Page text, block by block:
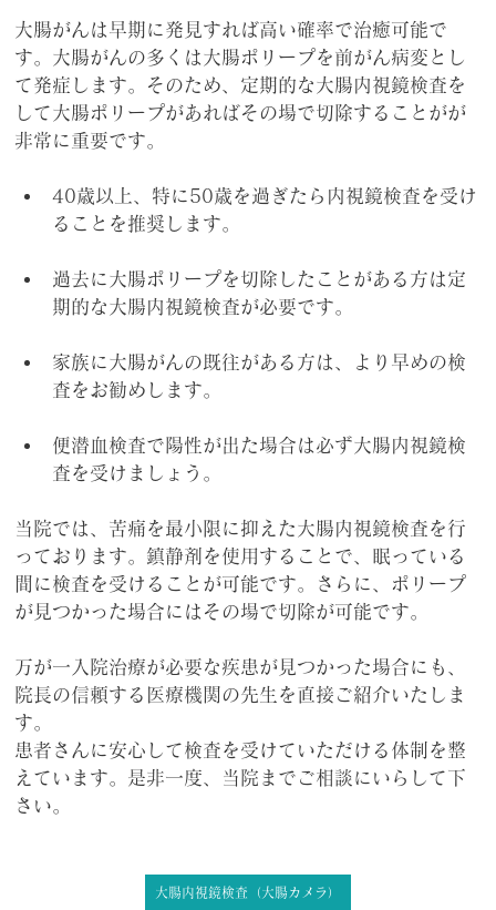
大腸がんは早期に発見すれば高い確率で治癒可能で
す。大腸がんの多くは大腸ポリープを前がん病変とし
て発症します。そのため、定期的な大腸内視鏡検査を
して大腸ポリープがあればその場で切除することがが
非常に重要です。
40歳以上、特に50歳を過ぎたら内視鏡検査を受け
ることを推奨します。
過去に大腸ポリープを切除したことがある方は定
期的な大腸内視鏡検査が必要です。
家族に大腸がんの既往がある方は、より早めの検
査をお勧めします。
便潜血検査で陽性が出た場合は必ず大腸内視鏡検
査を受けましょう。
当院では、苦痛を最小限に抑えた大腸内視鏡検査を行
っております。鎮静剤を使用することで、眠っている
間に検査を受けることが可能です。さらに、ポリープ
が見つかった場合にはその場で切除が可能です。
万が一入院治療が必要な疾患が見つかった場合にも、
院長の信頼する医療機関の先生を直接ご紹介いたしま
す。
患者さんに安心して検査を受けていただける体制を整
えています。是非一度、当院までご相談にいらして下
さい。
大腸内視鏡検査（大腸カメラ）